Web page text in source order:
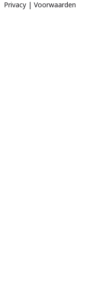
Privacy | Voorwaarden